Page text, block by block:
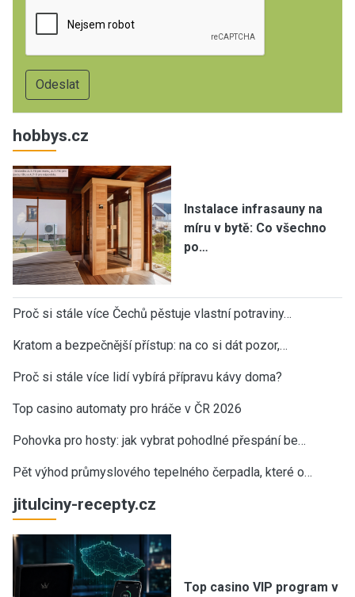
hobbys.cz
Instalace infrasauny na
míru v bytě: Co všechno
po…
Proč si stále více Čechů pěstuje vlastní potraviny…
Kratom a bezpečnější přístup: na co si dát pozor,…
Proč si stále více lidí vybírá přípravu kávy doma?
Top casino automaty pro hráče v ČR 2026
Pohovka pro hosty: jak vybrat pohodlné přespání be…
Pět výhod průmyslového tepelného čerpadla, které o…
jitulciny-recepty.cz
Top casino VIP program v